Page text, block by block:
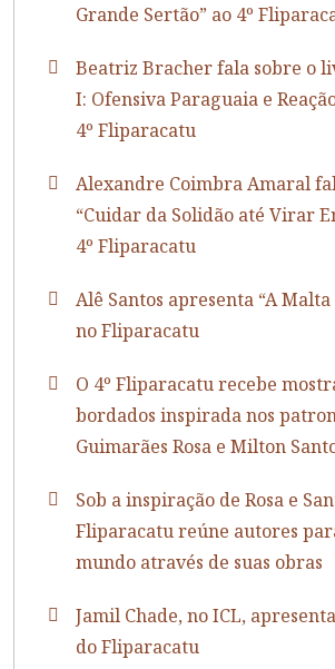
Grande Sertão” ao 4º
Beatriz Bracher fala sobre o
I: Ofensiva Paraguaia e
4º Fliparacatu
Alexandre Coimbra Amaral
“Cuidar da Solidão até Virar
4º Fliparacatu
Alê Santos apresenta “A
no Fliparacatu
O 4º Fliparacatu recebe
bordados inspirada nos
Guimarães Rosa e Milton
Sob a inspiração de Rosa e
Fliparacatu reúne autores
mundo através de suas obras
Jamil Chade, no ICL,
do Fliparacatu